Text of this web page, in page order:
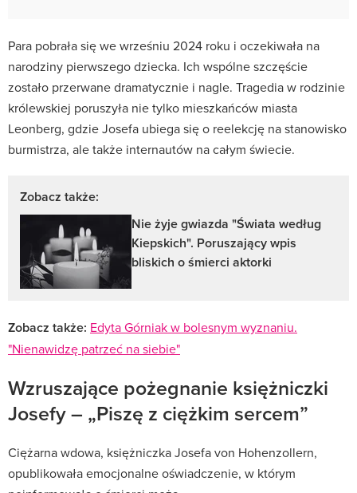
Para pobrała się we wrześniu 2024 roku i oczekiwała na
narodziny pierwszego dziecka. Ich wspólne szczęście
zostało przerwane dramatycznie i nagle. Tragedia w rodzinie
królewskiej poruszyła nie tylko mieszkańców miasta
Leonberg, gdzie Josefa ubiega się o reelekcję na stanowisko
burmistrza, ale także internautów na całym świecie.
Zobacz także:
Nie żyje gwiazda "Świata według
Kiepskich". Poruszający wpis
bliskich o śmierci aktorki
Zobacz także: Edyta Górniak w bolesnym wyznaniu.
"Nienawidzę patrzeć na siebie"
Wzruszające pożegnanie księżniczki
Josefy – „Piszę z ciężkim sercem”
Ciężarna wdowa, księżniczka Josefa von Hohenzollern,
opublikowała emocjonalne oświadczenie, w którym